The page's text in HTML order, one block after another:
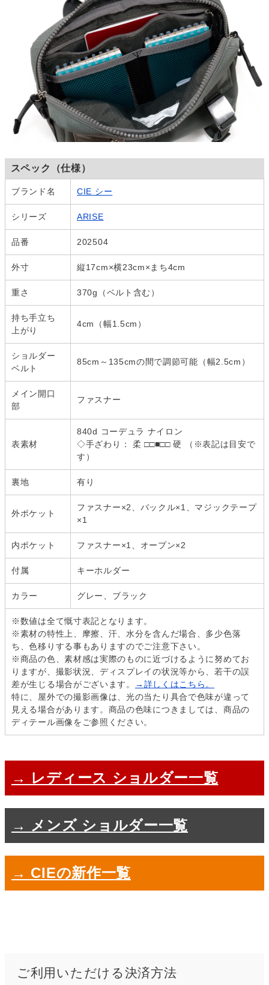
スペック（仕様）
ブランド名 CIE シー
シリーズ ARISE
品番 202504
外寸 縦17cm×横23cm×まち4cm
重さ 370g（ベルト含む）
持ち手立ち
上がり
4cm（幅1.5cm）
ショルダー
ベルト
85cm～135cmの間で調節可能（幅2.5cm）
メイン開口
部
ファスナー
表素材
840d コーデュラ ナイロン
◇手ざわり： 柔 □□■□□ 硬 （※表記は目安で
す）
裏地 有り
外ポケット
ファスナー×2、バックル×1、マジックテープ
×1
内ポケット ファスナー×1、オープン×2
付属 キーホルダー
カラー グレー、ブラック
※数値は全て慨寸表記となります。
※素材の特性上、摩擦、汗、水分を含んだ場合、多少色落
ち、色移りする事もありますのでご注意下さい。
※商品の色、素材感は実際のものに近づけるように努めてお
りますが、撮影状況、ディスプレイの状況等から、若干の誤
差が生じる場合がございます。
→詳しくはこちら。
特に、屋外での撮影画像は、光の当たり具合で色味が違って
見える場合があります。商品の色味につきましては、商品の
ディテール画像をご参照ください。
→ レディース ショルダー一覧
→ メンズ ショルダー一覧
→ CIEの新作一覧
ご利用いただける決済方法